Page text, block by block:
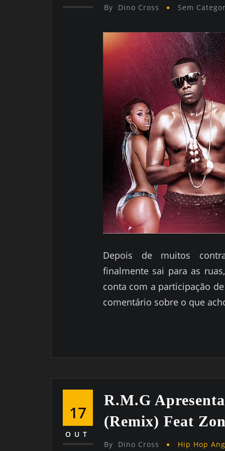
By
Dino Cross Sem
Depois de muitos
finalmente sai para as
conta com a participação
comentário sobre o que
17
OUT
R.M.G
(Remix) Feat
By Dino Cross Hip Hop